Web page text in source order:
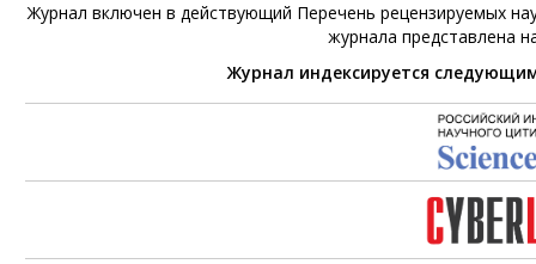
Журнал включен в действующий Перечень рецензируемых
журнала представлена
Журнал индексируется